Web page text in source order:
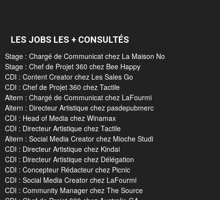
LES JOBS LES + CONSULTÉS
Stage : Chargé de Communicat chez La Maison No
Stage : Chef de Projet 360 chez Bee Happy
CDI : Content Creator chez Les Sales Go
CDI : Chef de Projet 360 chez Tactile
Altern : Chargé de Communicat chez LaFourmi
Altern : Directeur Artistique chez pasdepubmerc
CDI : Head of Media chez Winamax
CDI : Directeur Artistique chez Tactile
Altern : Social Media Creator chez Mioche Studi
CDI : Directeur Artistique chez Kindai
CDI : Directeur Artistique chez Délégation
CDI : Concepteur Rédacteur chez Picnic
CDI : Social Media Creator chez LaFourmi
CDI : Community Manager chez The Source